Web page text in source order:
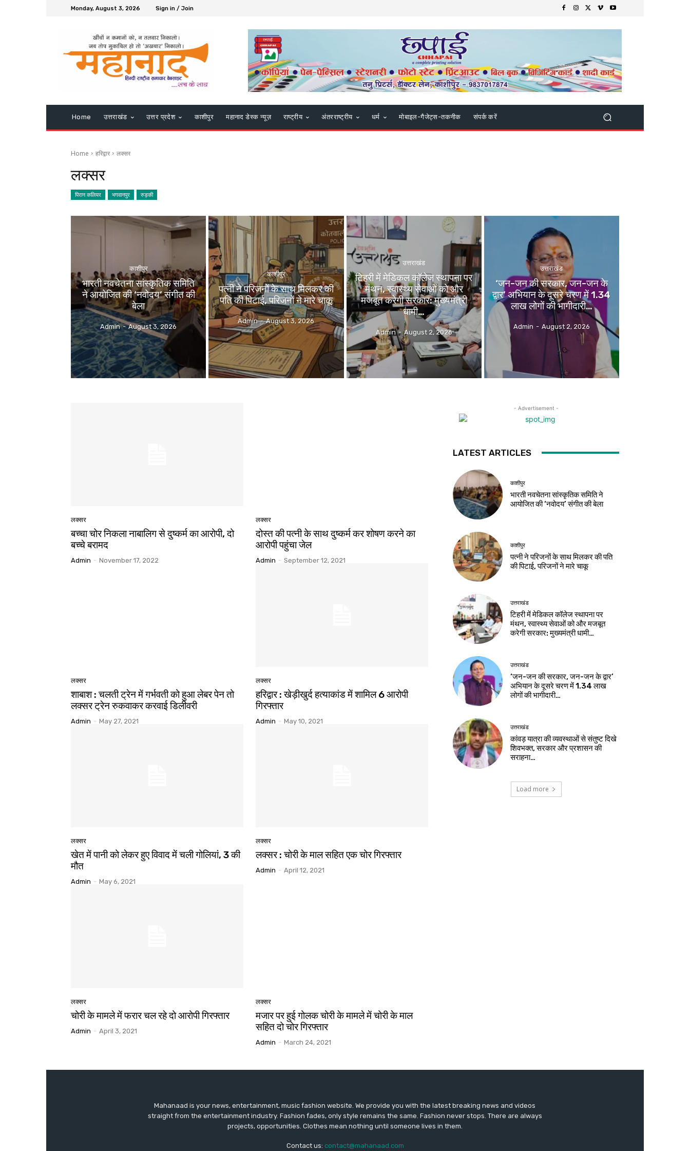
Monday, August 3, 2026 Sign in / Join
Home उत्तराखंड उत्तर प्रदेश काशीपुर महानाद डेस्क न्यूज़ राष्ट्रीय अंतरराष्ट्रीय धर्म मोबाइल-गैजेट्स-तकनीक संपर्क करें
Home हरिद्वार लक्सर
लक्सर
पिरान कलियर भगवानपुर रुड़की
काशीपुर
भारती नवचेतना सांस्कृतिक समिति
ने आयोजित की ‘नवोदय’ संगीत की
बेला
Admin - August 3, 2026
काशीपुर
पत्नी ने परिजनों के साथ मिलकर की
पति की पिटाई, परिजनों ने मारे चाकू
Admin - August 3, 2026
उत्तराखंड
टिहरी में मेडिकल कॉलेज स्थापना पर
मंथन, स्वास्थ्य सेवाओं को और
मजबूत करेगी सरकार: मुख्यमंत्री
धामी…
Admin - August 2, 2026
उत्तराखंड
‘जन-जन की सरकार, जन-जन के
द्वार’ अभियान के दूसरे चरण में 1.34
लाख लोगों की भागीदारी…
Admin - August 2, 2026
लक्सर
बच्चा चोर निकला नाबालिग से दुष्कर्म का आरोपी, दो
बच्चे बरामद
Admin - November 17, 2022
लक्सर
दोस्त की पत्नी के साथ दुष्कर्म कर शोषण करने का
आरोपी पहुंचा जेल
Admin - September 12, 2021
लक्सर
शाबाश : चलती ट्रेन में गर्भवती को हुआ लेबर पेन तो
लक्सर ट्रेन रुकवाकर करवाई डिलीवरी
Admin - May 27, 2021
लक्सर
हरिद्वार : खेड़ीखुर्द हत्याकांड में शामिल 6 आरोपी
गिरफ्तार
Admin - May 10, 2021
लक्सर
खेत में पानी को लेकर हुए विवाद में चली गोलियां, 3 की
मौत
Admin - May 6, 2021
लक्सर
लक्सर : चोरी के माल सहित एक चोर गिरफ्तार
Admin - April 12, 2021
लक्सर
चोरी के मामले में फरार चल रहे दो आरोपी गिरफ्तार
Admin - April 3, 2021
लक्सर
मजार पर हुई गोलक चोरी के मामले में चोरी के माल
सहित दो चोर गिरफ्तार
Admin - March 24, 2021
- Advertisement -
LATEST ARTICLES
काशीपुर
भारती नवचेतना सांस्कृतिक समिति ने
आयोजित की ‘नवोदय’ संगीत की बेला
काशीपुर
पत्नी ने परिजनों के साथ मिलकर की पति
की पिटाई, परिजनों ने मारे चाकू
उत्तराखंड
टिहरी में मेडिकल कॉलेज स्थापना पर
मंथन, स्वास्थ्य सेवाओं को और मजबूत
करेगी सरकार: मुख्यमंत्री धामी…
उत्तराखंड
‘जन-जन की सरकार, जन-जन के द्वार’
अभियान के दूसरे चरण में 1.34 लाख
लोगों की भागीदारी…
उत्तराखंड
कांवड़ यात्रा की व्यवस्थाओं से संतुष्ट दिखे
शिवभक्त, सरकार और प्रशासन की
सराहना…
Load more
Mahanaad is your news, entertainment, music fashion website. We provide you with the latest breaking news and videos
straight from the entertainment industry. Fashion fades, only style remains the same. Fashion never stops. There are always
projects, opportunities. Clothes mean nothing until someone lives in them.
Contact us: contact@mahanaad.com